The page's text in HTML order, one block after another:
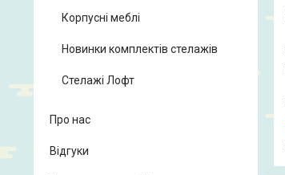
Корпусні меблі
Новинки комплектів стелажів
Стелажі Лофт
Про нас
Відгуки